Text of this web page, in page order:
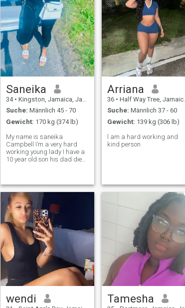
Saneika
34 • Kingston, Jamaica, Jamaika
Suche: Männlich 45 - 70
Gewicht: 170 kg (374 lb)
My name is saneika
Campbell I’m a very hard
working young lady I have a
10 year old son his dad die
Arriana
36 • Half Way Tree, Jamaica, Jamaika
Suche: Männlich 37 - 60
Gewicht: 139 kg (306 lb)
l am a hard working and
kind person
wendi Tamesha